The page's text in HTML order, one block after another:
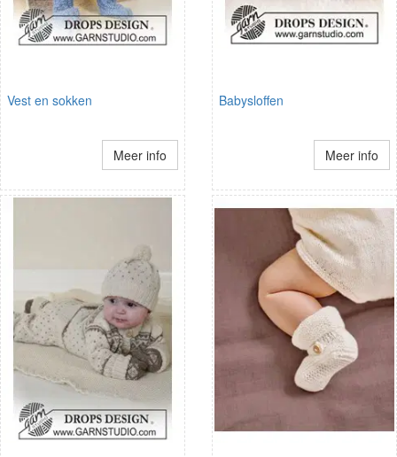
Vest en sokken
Meer info
Babysloffen
Meer info